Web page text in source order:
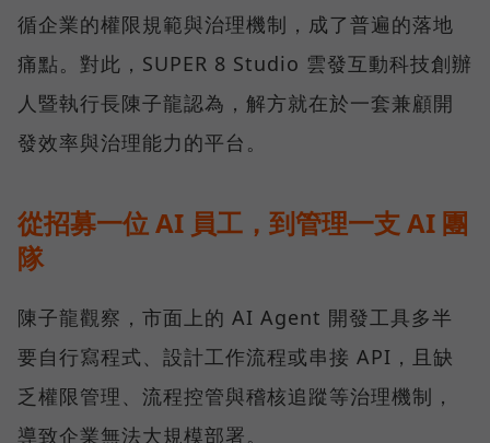
循企業的權限規範與治理機制，成了普遍的落地
痛點。對此，SUPER 8 Studio 雲發互動科技創辦
人暨執行長陳子龍認為，解方就在於一套兼顧開
發效率與治理能力的平台。
從招募一位 AI 員工，到管理一支 AI 團
隊
陳子龍觀察，市面上的 AI Agent 開發工具多半
要自行寫程式、設計工作流程或串接 API，且缺
乏權限管理、流程控管與稽核追蹤等治理機制，
導致企業無法大規模部署。